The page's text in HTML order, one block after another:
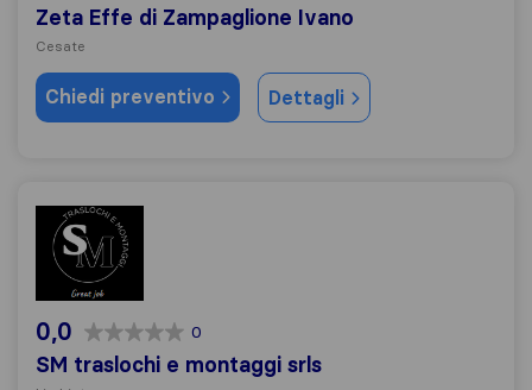
Zeta Effe di Zampaglione Ivano
Cesate
Chiedi preventivo Dettagli
SM traslochi e montaggi srls
0,0 0
SM traslochi e montaggi srls